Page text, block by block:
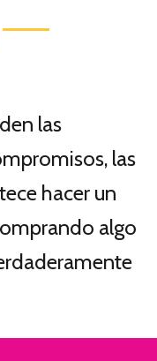
las
las
hacer un
algo